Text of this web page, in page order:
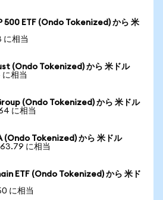
500 ETF (Ondo Tokenized) から 米
に相当
(Ondo Tokenized) から 米ドル
に相当
(Ondo Tokenized) から 米ドル
に相当
Tokenized) から 米ドル
に相当
ETF (Ondo Tokenized) から 米ド
に相当